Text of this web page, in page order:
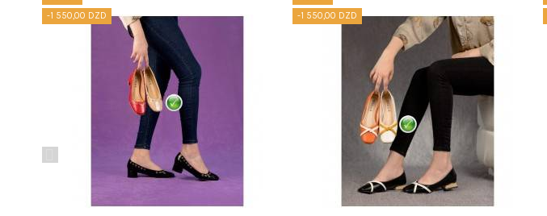
-1 550,00 DZD
-1 550,00 DZD